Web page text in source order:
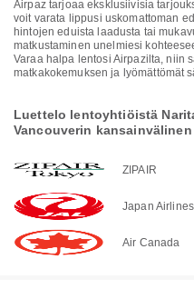
Airpaz tarjoaa eksklusiivisia
voit varata lippusi uskomattoman
hintojen eduista laadusta tai
matkustaminen unelmiesi
Varaa halpa lentosi Airpazilta, niin
matkakokemuksen ja lyömättömät
Luettelo lentoyhtiöistä
Vancouverin
ZIPAIR
Japan Airlines
Air Canada